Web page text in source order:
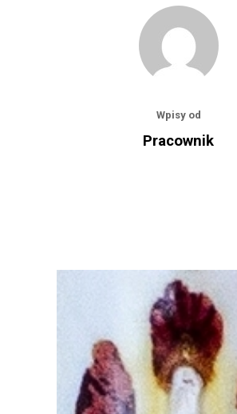
Wpisy od
Pracownik